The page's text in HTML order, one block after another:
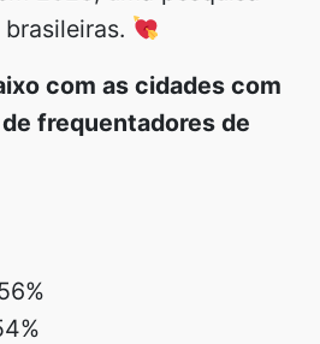
com as cidades com
frequentadores de